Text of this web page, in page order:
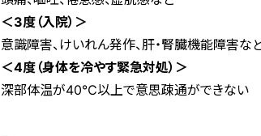
＜3度（入院）＞
意識障害、けいれん発作、肝・腎臓機能障害な
＜4度（身体を冷やす緊急対処）＞
深部体温が40℃以上で意思疎通ができない